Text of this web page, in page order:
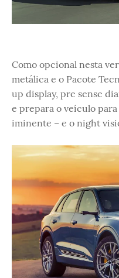
Como opcional nesta
metálica e o Pacote
up display, pre sense
e prepara o veículo
iminente – e o night